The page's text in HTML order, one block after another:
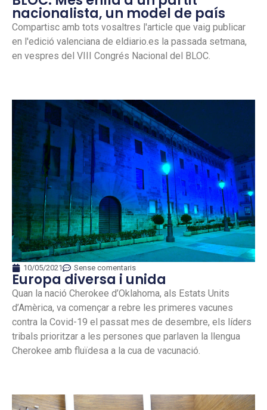
nacionalista, un model de país
Compartisc amb tots vosaltres l'article que vaig publicar
en l'edició valenciana de eldiario.es la passada setmana,
en vespres del VIII Congrés Nacional del BLOC.
10/05/2021 Sense comentaris
Europa diversa i unida
Quan la nació Cherokee d’Oklahoma, als Estats Units
d’Amèrica, va començar a rebre les primeres vacunes
contra la Covid-19 el passat mes de desembre, els líders
tribals prioritzar a les persones que parlaven la llengua
Cherokee amb fluïdesa a la cua de vacunació.